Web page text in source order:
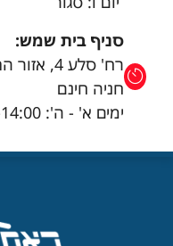
סניף בית שמש:
רח' סלע
חניה חינם
ימים א' - ה': 9:00-14:00